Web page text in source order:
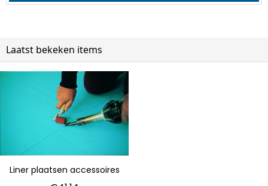
Laatst bekeken items
Liner plaatsen accessoires